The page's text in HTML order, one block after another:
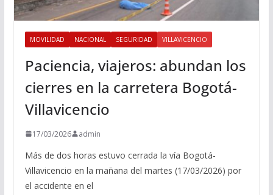
MOVILIDAD NACIONAL SEGURIDAD VILLAVICENCIO
Paciencia, viajeros: abundan los
cierres en la carretera Bogotá-
Villavicencio
17/03/2026 admin
Más de dos horas estuvo cerrada la vía Bogotá-
Villavicencio en la mañana del martes (17/03/2026) por
el accidente en el